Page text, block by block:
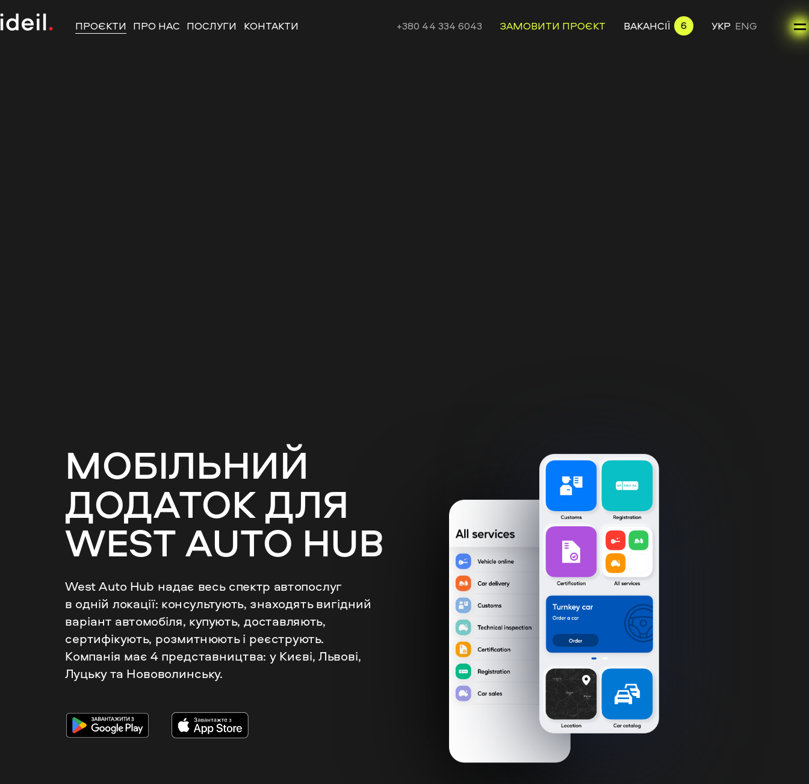
ПРОЄКТИ ПРО НАС ПОСЛУГИ КОНТАКТИ +380 44 334 6043 ЗАМОВИТИ ПРОЄКТ ВАКАНСІЇ 6 УКР ENG
МОБІЛЬНИЙ
ДОДАТОК ДЛЯ
West Auto Hub надає весь спектр автопослуг
в одній локації: консультують, знаходять вигідний
варіант автомобіля, купують, доставляють,
сертифікують, розмитнюють і реєструють.
Компанія має 4 представництва: у Києві, Львові,
Луцьку та Нововолинську.